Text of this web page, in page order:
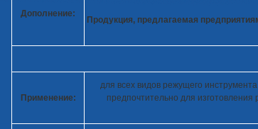
Дополнение:
Продукция, предлагаемая
Применение:
для всех видов режущего
предпочтительно для